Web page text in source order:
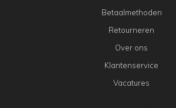
Betaalmethoden
Retourneren
Over ons
Klantenservice
Vacatures